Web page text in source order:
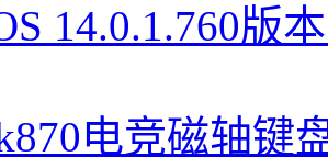
14.0.1.760版
电竞磁轴键